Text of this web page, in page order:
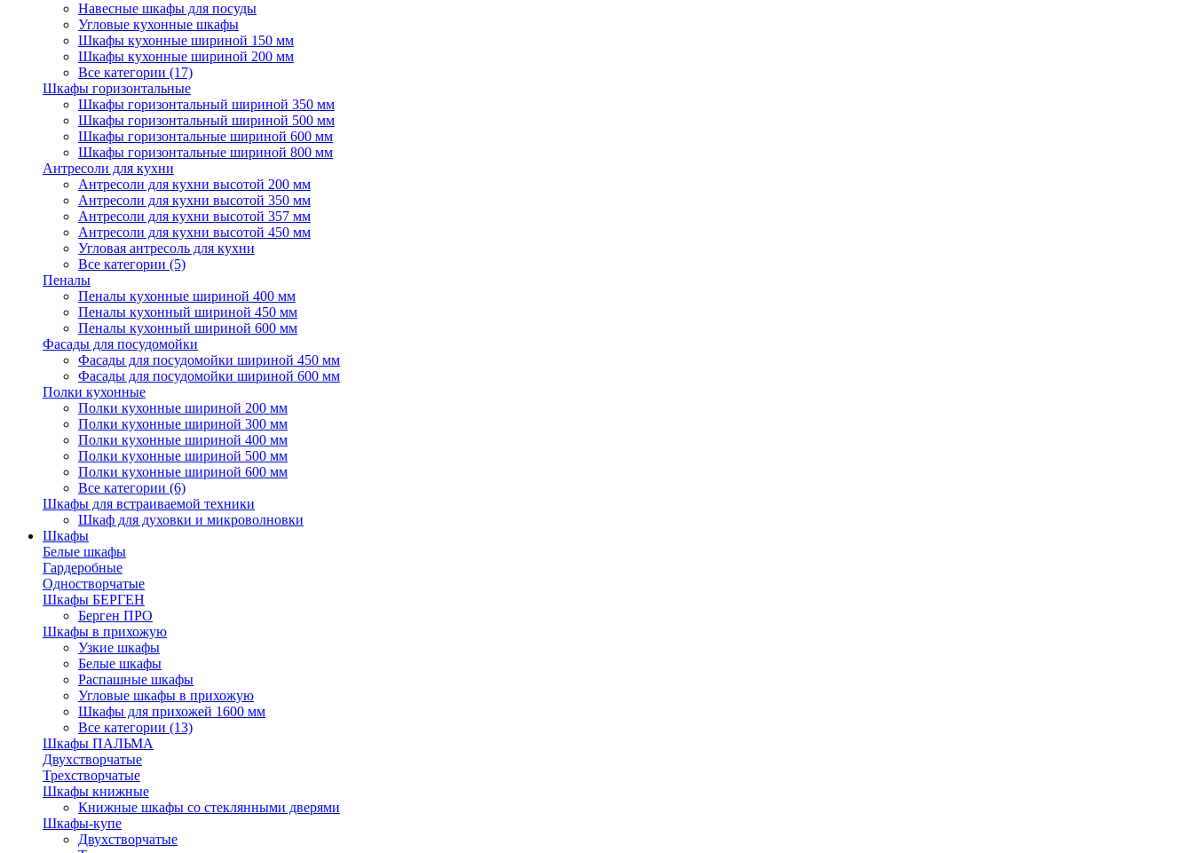
Навесные шкафы для посуды
Угловые кухонные шкафы
Шкафы кухонные шириной 150 мм
Шкафы кухонные шириной 200 мм
Все категории (17)
Шкафы горизонтальные
Шкафы горизонтальный шириной 350 мм
Шкафы горизонтальный шириной 500 мм
Шкафы горизонтальные шириной 600 мм
Шкафы горизонтальные шириной 800 мм
Антресоли для кухни
Антресоли для кухни высотой 200 мм
Антресоли для кухни высотой 350 мм
Антресоли для кухни высотой 357 мм
Антресоли для кухни высотой 450 мм
Угловая антресоль для кухни
Все категории (5)
Пеналы
Пеналы кухонные шириной 400 мм
Пеналы кухонный шириной 450 мм
Пеналы кухонный шириной 600 мм
Фасады для посудомойки
Фасады для посудомойки шириной 450 мм
Фасады для посудомойки шириной 600 мм
Полки кухонные
Полки кухонные шириной 200 мм
Полки кухонные шириной 300 мм
Полки кухонные шириной 400 мм
Полки кухонные шириной 500 мм
Полки кухонные шириной 600 мм
Все категории (6)
Шкафы для встраиваемой техники
Шкаф для духовки и микроволновки
Шкафы
Белые шкафы
Гардеробные
Одностворчатые
Шкафы БЕРГЕН
Берген ПРО
Шкафы в прихожую
Узкие шкафы
Белые шкафы
Распашные шкафы
Угловые шкафы в прихожую
Шкафы для прихожей 1600 мм
Все категории (13)
Шкафы ПАЛЬМА
Двухстворчатые
Трехстворчатые
Шкафы книжные
Книжные шкафы со стеклянными дверями
Шкафы-купе
Двухстворчатые